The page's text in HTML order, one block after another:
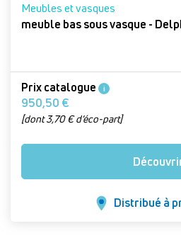
Meubles et vasques
meuble
Prix catalogue i
950,50 €
[dont 3,70 € d’éco-part]
Distribué à